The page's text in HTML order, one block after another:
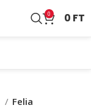
0 0 FT
Felia